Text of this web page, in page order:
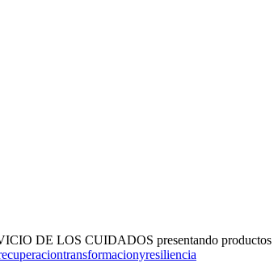
DE LOS CUIDADOS presentando productos